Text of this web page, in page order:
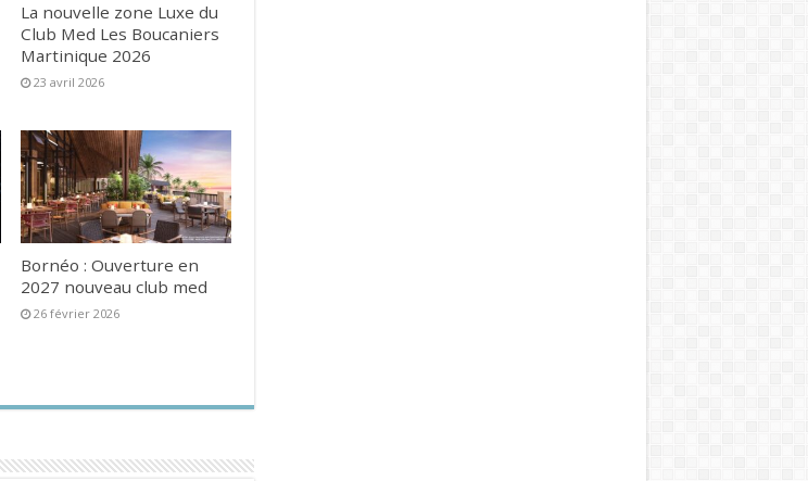
La nouvelle zone Luxe du
Club Med Les Boucaniers
Martinique 2026
23 avril 2026
Bornéo : Ouverture en
2027 nouveau club med
26 février 2026